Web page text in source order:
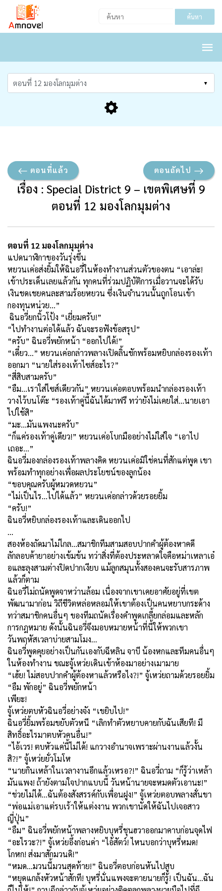
ค้นหา
ตอนที่แล้ว ตอนถัดไป
เรื่อง : Special District 9 – เขตพิเศษที่ 9
ตอนที่ 12 มองโลกมุมต่าง
ตอนที่ 12 มองโลกมุมต่าง
แปดนาฬิกาของวันรุ่งขึ้น
หยวนเค่อส่งยิ้มให้ฉินอวี่ในห้องทำงานส่วนตัวของตน “เอาล่ะ!
เข้าประเด็นเลยแล้วกัน ทุกคนที่ร่วมปฏิบัติการเมื่อวานจะได้รับ
เงินชดเชยคนละสามร้อยหยวน ซึ่งเงินจำนวนนั้นถูกโอนเข้า
กองทุนหน่วย...”
ฉินอวี่ยกนิ้วโป้ง “เยี่ยมครับ!”
“ไปทำงานต่อได้แล้ว ฉันจะรอฟังข้อสรุป”
“ครับ” ฉินอวี่พยักหน้า “ออกไปได้!”
“เดี๋ยว...” หยวนเค่อกล่าวพลางเปิดลิ้นชักพร้อมหยิบกล่องรองเท้า
ออกมา “นายใส่รองเท้าไซส์อะไร?”
“สี่สิบสามครับ”
“อืม...เราใส่ไซส์เดียวกัน” หยวนเค่อตอบพร้อมนำกล่องรองเท้า
วางไว้บนโต๊ะ “รองเท้าคู่นี้ฉันได้มาฟรี ทว่ายังไม่เคยใส่...นายเอา
ไปใช้สิ”
“มะ...มันแพงนะครับ”
“ก็แค่รองเท้าคู่เดียว!” หยวนเค่อโบกมืออย่างไม่ใส่ใจ “เอาไป
เถอะ…”
ฉินอวี่มองกล่องรองเท้าพลางคิด หยวนเค่อมิใช่คนที่สักแต่พูด เขา
พร้อมทำทุกอย่างเพื่อผลประโยชน์ของลูกน้อง
“ขอบคุณครับผู้หมวดหยวน”
“ไม่เป็นไร...ไปได้แล้ว” หยวนเค่อกล่าวด้วยรอยยิ้ม
“ครับ!”
ฉินอวี่หยิบกล่องรองเท้าและเดินออกไป
…
สองห้องถัดมาไม่ไกล...สมาชิกทีมสามสอบปากคำผู้ต้องหาคดี
ลักลอบค้ายาอย่างเข้มข้น ทว่าสิ่งที่ต้องประหลาดใจคือหม่าเหลาเอ๋
อและลุงสามต่างปิดปากเงียบ แม้ลูกสมุนทั้งสองคนจะรับสารภาพ
แล้วก็ตาม
ฉินอวี่ไม่ถนัดพูดจาหว่านล้อม เนื่องจากเขาเคยอาศัยอยู่ที่เขต
พัฒนามาก่อน วิถีชีวิตหล่อหลอมให้เขาต้องเป็นคนหยาบกระด้าง
ทว่าสมาชิกคนอื่นๆ ของทีมถนัดเรื่องคำพูดเกลี้ยกล่อมและหลัก
การกฎหมาย ดังนั้นฉินอวี่จึงมอบหมายหน้าที่นี้ให้พวกเขา
วันพฤหัสเวลาบ่ายสามโมง…
ฉินอวี่พูดคุยอย่างเป็นกันเองกับฉีหลิน จาบี น้องหกและทีมคนอื่นๆ
ในห้องทำงาน ขณะจู้เหว่ยเดินเข้าห้องมาอย่างเมามาย
“เฮ้ย! ไม่สอบปากคำผู้ต้องหาแล้วหรือไง?!” จู้เหว่ยถามด้วยรอยยิ้ม
“อืม พักอยู่” ฉินอวี่พยักหน้า
เพียะ!
จู้เหว่ยตบหัวฉินอวี่อย่างจัง “เขยิบไป!”
ฉินอวี่ยิ้มพร้อมขยับตัวหนี “เลิกทำตัวหยาบคายกับฉันเสียที! มี
สิทธิ์อะไรมาตบหัวคนอื่น!”
“ไอ้เวร! ตบหัวแค่นี้ไม่ได้! แกวางอำนาจเพราะผ่านงานแล้วงั้น
สิ?!” จู้เหว่ยยั่วโมโห
“นายกินเหล้าในเวลางานอีกแล้วเหรอ?!” ฉินอวี่ถาม “ก็รู้ว่าเหล้า
มันแพง! ถ้ายังตามใจปากแบบนี้ วันหน้านายจะหมดตัวเอานะ!”
“ช่วยไม่ได้…ฉันต้องสังสรรค์กับเพื่อนฝูง!” จู้เหว่ยตอบพลางสั่นขา
“พ่อแม่เอาแต่รบเร้าให้แต่งงาน พวกเขานัดให้ฉันไปเจอสาว
ญี่ปุ่น”
“อืม” ฉินอวี่พยักหน้าพลางหยิบบุหรี่ชุนฮวาออกมาคาบก่อนจุดไฟ
“อะไรวะ?!” จู้เหว่ยอึ้งก่อนด่า “ไอ้สัตว์! ไหนบอกว่าบุหรี่หมด!
โกหก! ส่งมาสักมวนดิ!”
“หมด...มวนนี้มวนสุดท้าย!” ฉินอวี่ตอบก่อนหันไปสูบ
“หยุดแกล้งหัวหน้าสักที! บุหรี่นั่นแพงจะตายนายก็รู้! เป็นฉัน...ฉัน